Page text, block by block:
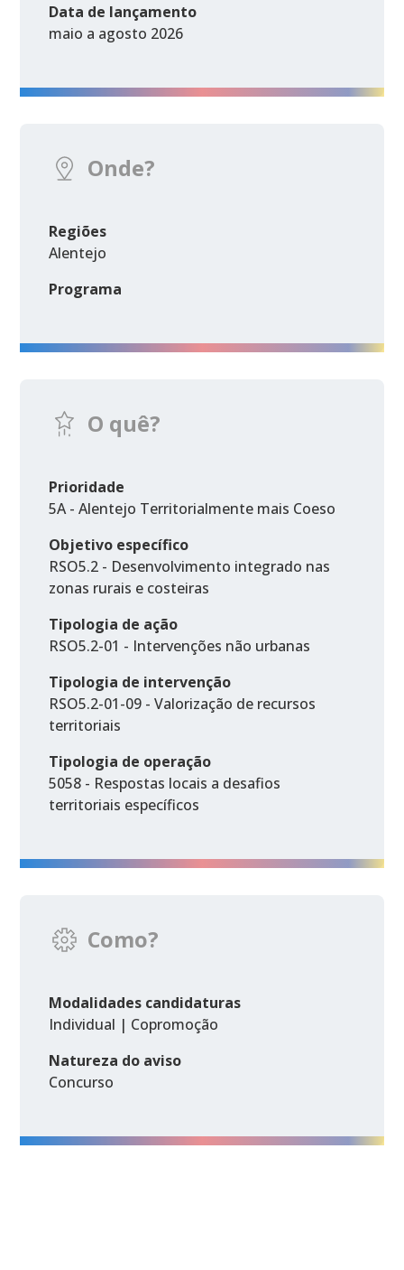
Data de lançamento
maio a agosto 2026
Onde?
Regiões
Alentejo
Programa
O quê?
Prioridade
5A - Alentejo Territorialmente mais Coeso
Objetivo específico
RSO5.2 - Desenvolvimento integrado nas
zonas rurais e costeiras
Tipologia de ação
RSO5.2-01 - Intervenções não urbanas
Tipologia de intervenção
RSO5.2-01-09 - Valorização de recursos
territoriais
Tipologia de operação
5058 - Respostas locais a desafios
territoriais específicos
Como?
Modalidades candidaturas
Individual | Copromoção
Natureza do aviso
Concurso